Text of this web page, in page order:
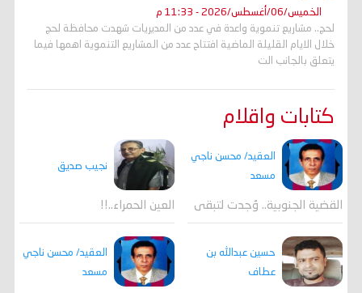
الخميس/06/أغسطس/2026 - 11:33 م
لحج.. مشاريع تنموية واعدة في عدد من المديريات شهدت محافظة لحج
خلال الايام القليلة الماضية افتتاح عدد من المشاريع التنموية اهمها فيما
يتعلق بالجانب الت
كتابات واقلام
العقيد/ محسن ناجي
مسعد
القضية الجنوبية.. وُجدت لتبقى
نجيب صديق
العين الحمراء..!!
حسين عبدالله بن
عطاف
العقيد/ محسن ناجي
مسعد